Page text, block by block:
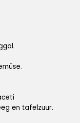
en tafelzuur.